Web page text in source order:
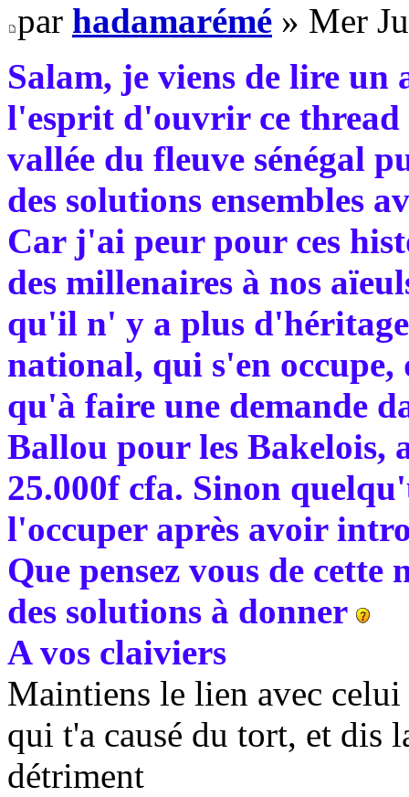
par hadamarémé » Mer
Salam, je viens de lire
l'esprit d'ouvrir ce thread
vallée du fleuve sénégal
des solutions ensembles
Car j'ai peur pour ces
des millenaires à nos
qu'il n' y a plus
national, qui s'en
qu'à faire une demande
Ballou pour les Bakelois,
25.000f cfa. Sinon
l'occuper après avoir
Que pensez vous de
des solutions à donner
A vos claiviers
Maintiens le lien avec
qui t'a causé du tort, et dis
détriment